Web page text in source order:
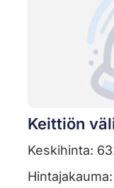
Keittiön
Keskihinta: